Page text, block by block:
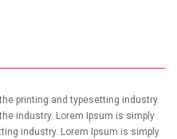
printing and typesetting industry.
industry. Lorem Ipsum is simply
industry. Lorem Ipsum is simply